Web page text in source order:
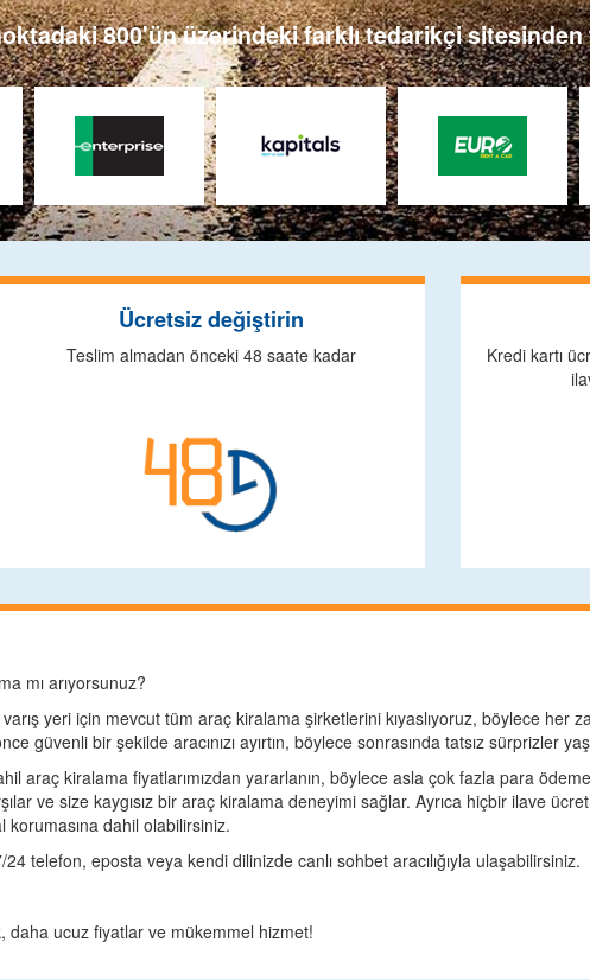
800'ün üzerindeki farklı tedarikçi sitesinden
Ücretsiz değiştirin
Teslim almadan önceki 48 saate kadar
Kredi kartı
mı arıyorsunuz?
yeri için mevcut tüm araç kiralama şirketlerini kıyaslıyoruz, böylece her
güvenli bir şekilde aracınızı ayırtın, böylece sonrasında tatsız sürprizler
araç kiralama fiyatlarımızdan yararlanın, böylece asla çok fazla para
ve size kaygısız bir araç kiralama deneyimi sağlar. Ayrıca hiçbir ilave
dahil olabilirsiniz.
telefon, eposta veya kendi dilinizde canlı sohbet aracılığıyla ulaşabilirsiniz.
daha ucuz fiyatlar ve mükemmel hizmet!